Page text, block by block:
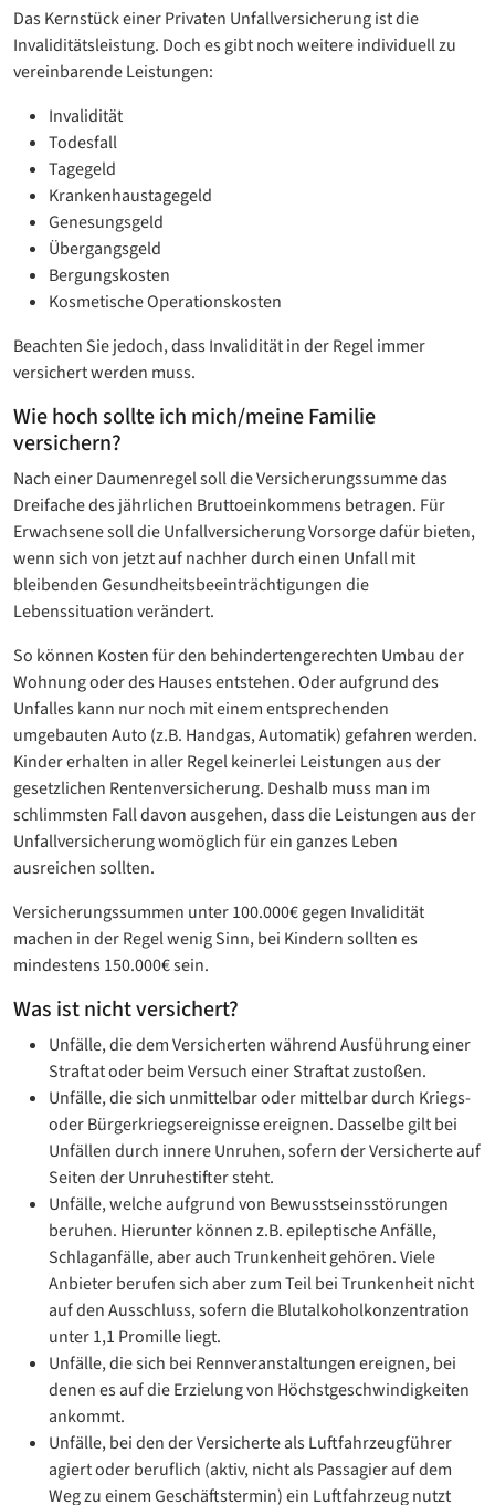
Das Kernstück einer Privaten Unfallversicherung ist die
Invaliditätsleistung. Doch es gibt noch weitere individuell zu
vereinbarende Leistungen:
Invalidität
Todesfall
Tagegeld
Krankenhaustagegeld
Genesungsgeld
Übergangsgeld
Bergungskosten
Kosmetische Operationskosten
Beachten Sie jedoch, dass Invalidität in der Regel immer
versichert werden muss.
Wie hoch sollte ich mich/meine Familie
versichern?
Nach einer Daumenregel soll die Versicherungssumme das
Dreifache des jährlichen Bruttoeinkommens betragen. Für
Erwachsene soll die Unfallversicherung Vorsorge dafür bieten,
wenn sich von jetzt auf nachher durch einen Unfall mit
bleibenden Gesundheitsbeeinträchtigungen die
Lebenssituation verändert.
So können Kosten für den behindertengerechten Umbau der
Wohnung oder des Hauses entstehen. Oder aufgrund des
Unfalles kann nur noch mit einem entsprechenden
umgebauten Auto (z.B. Handgas, Automatik) gefahren werden.
Kinder erhalten in aller Regel keinerlei Leistungen aus der
gesetzlichen Rentenversicherung. Deshalb muss man im
schlimmsten Fall davon ausgehen, dass die Leistungen aus der
Unfallversicherung womöglich für ein ganzes Leben
ausreichen sollten.
Versicherungssummen unter 100.000€ gegen Invalidität
machen in der Regel wenig Sinn, bei Kindern sollten es
mindestens 150.000€ sein.
Was ist nicht versichert?
Unfälle, die dem Versicherten während Ausführung einer
Straftat oder beim Versuch einer Straftat zustoßen.
Unfälle, die sich unmittelbar oder mittelbar durch Kriegs-
oder Bürgerkriegsereignisse ereignen. Dasselbe gilt bei
Unfällen durch innere Unruhen, sofern der Versicherte auf
Seiten der Unruhestifter steht.
Unfälle, welche aufgrund von Bewusstseinsstörungen
beruhen. Hierunter können z.B. epileptische Anfälle,
Schlaganfälle, aber auch Trunkenheit gehören. Viele
Anbieter berufen sich aber zum Teil bei Trunkenheit nicht
auf den Ausschluss, sofern die Blutalkoholkonzentration
unter 1,1 Promille liegt.
Unfälle, die sich bei Rennveranstaltungen ereignen, bei
denen es auf die Erzielung von Höchstgeschwindigkeiten
ankommt.
Unfälle, bei den der Versicherte als Luftfahrzeugführer
agiert oder beruflich (aktiv, nicht als Passagier auf dem
Weg zu einem Geschäftstermin) ein Luftfahrzeug nutzt